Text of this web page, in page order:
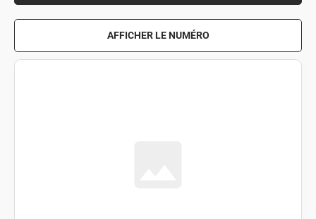
AFFICHER LE NUMÉRO